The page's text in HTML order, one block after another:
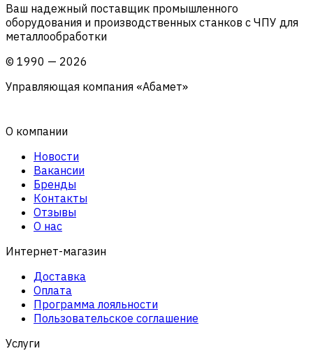
Ваш надежный поставщик промышленного
оборудования и производственных станков с ЧПУ для
металлообработки
© 1990 — 2026
Управляющая компания «Абамет»
О компании
Новости
Вакансии
Бренды
Контакты
Отзывы
О нас
Интернет-магазин
Доставка
Оплата
Программа лояльности
Пользовательское соглашение
Услуги